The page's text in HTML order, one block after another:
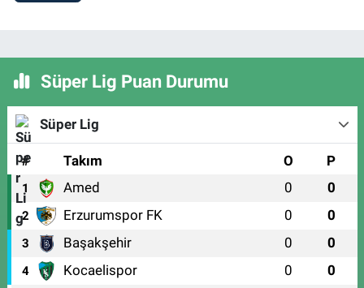
Süper Lig Puan Durumu
Süper Lig
# Takım O P
1 Amed 0 0
2 Erzurumspor FK 0 0
3 Başakşehir 0 0
4 Kocaelispor 0 0